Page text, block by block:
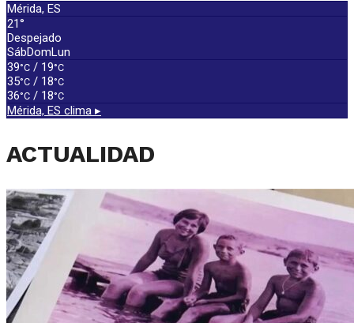
Mérida, ES
21°
Despejado
SábDomLun
39°C / 19°C
35°C / 18°C
36°C / 18°C
Mérida, ES clima ▸
ACTUALIDAD